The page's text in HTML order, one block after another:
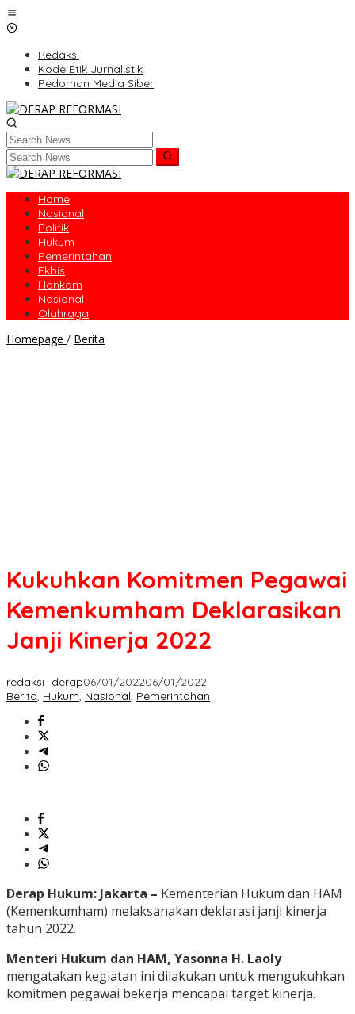
Skip
to
Redaksi
Kode Etik Jurnalistik
Pedoman Media Siber
Home
Nasional
Politik
Hukum
Pemerintahan
Ekbis
Hankam
Nasional
Olahraga
Homepage / Berita
Kukuhkan Komitmen Pegawai
Kemenkumham Deklarasikan
Janji Kinerja 2022
redaksi_derap06/01/202206/01/2022
Berita, Hukum, Nasional, Pemerintahan
Derap Hukum: Jakarta – Kementerian Hukum dan HAM
(Kemenkumham) melaksanakan deklarasi janji kinerja
tahun 2022.
Menteri Hukum dan HAM, Yasonna H. Laoly
mengatakan kegiatan ini dilakukan untuk mengukuhkan
komitmen pegawai bekerja mencapai target kinerja.